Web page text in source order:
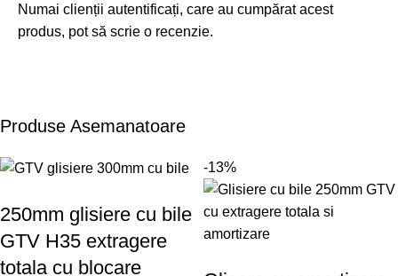
Numai clienții autentificați, care au cumpărat acest
produs, pot să scrie o recenzie.
Produse Asemanatoare
250mm glisiere cu bile
GTV H35 extragere
totala cu blocare
-13%